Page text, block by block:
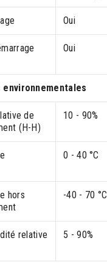
Oui
Oui
environnementales
de
(H-H)
10 - 90%
0 - 40 °C
hors
-40 - 70 °C
relative
5 - 90%